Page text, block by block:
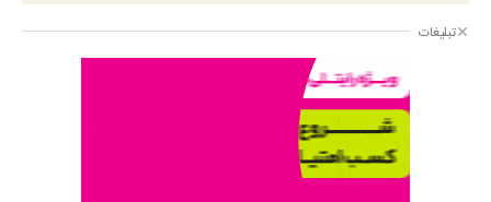
تبلیغات